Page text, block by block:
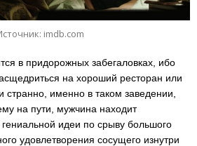
imdb.com
в придорожных забегаловках, ибо
на хороший ресторан или
именно в таком заведении,
на пути, мужчина находит
идеи по срыву большого
удовлетворения сосущего изнутри